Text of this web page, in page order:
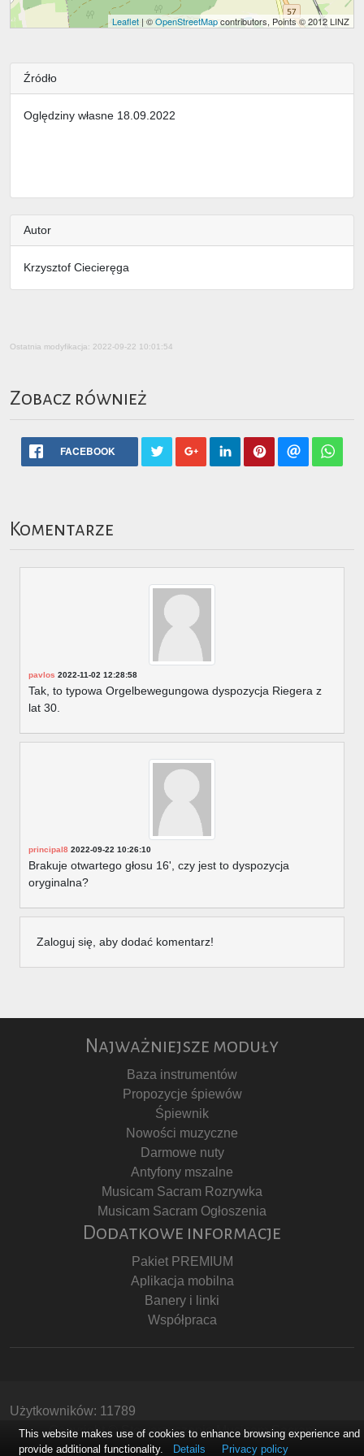
Leaflet | ©OpenStreetMapcontributors, Points © 2012 LINZ
Źródło
Oględziny własne 18.09.2022
Autor
Krzysztof Ciecieręga
Ostatnia modyfikacja: 2022-09-22 10:01:54
Zobacz również
FACEBOOK
Komentarze
pavlos 2022-11-02 12:28:58
Tak, to typowa Orgelbewegungowa dyspozycja Riegera z
lat 30.
principal8 2022-09-22 10:26:10
Brakuje otwartego głosu 16', czy jest to dyspozycja
oryginalna?
Zaloguj się, aby dodać komentarz!
Najważniejsze moduły
Baza instrumentów
Propozycje śpiewów
Śpiewnik
Nowości muzyczne
Darmowe nuty
Antyfony mszalne
Musicam Sacram Rozrywka
Musicam Sacram Ogłoszenia
Dodatkowe informacje
Pakiet PREMIUM
Aplikacja mobilna
Banery i linki
Współpraca
Użytkowników: 11789
Copyright © Stowarzyszenie Musicam Sacram
This website makes use of cookies to enhance browsing experience and
provide additional functionality.
Details Privacy policy